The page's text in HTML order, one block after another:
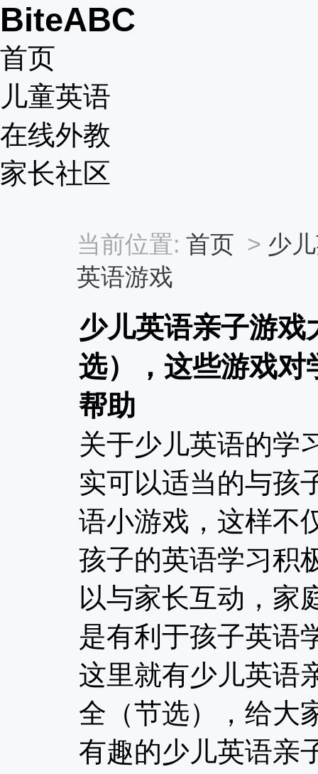
BiteABC
首页
儿童英语
在线外教
家长社区
当前位置: 首页 > 少
英语游戏
少儿英语亲子游戏
选），这些游戏对
帮助
关于少儿英语的学
实可以适当的与孩
语小游戏，这样不
孩子的英语学习积
以与家长互动，家
是有利于孩子英语
这里就有少儿英语
全（节选），给大
有趣的少儿英语亲